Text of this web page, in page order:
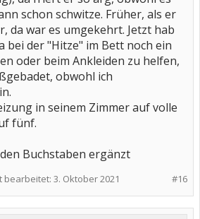
schon schwitze. Früher, als er
da war es umgekehrt. Jetzt hab
bei der "Hitze" im Bett noch ein
oder beim Ankleiden zu helfen,
obwohl ich
in seinem Zimmer auf volle
fünf.
Buchstaben ergänzt
#16
bearbeitet: 3. Oktober 2021